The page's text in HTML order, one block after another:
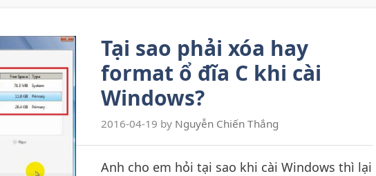
Tại sao phải xóa hay
format ổ đĩa C khi cài
Windows?
2016-04-19 by Nguyễn Chiến Thắng
Anh cho em hỏi tại sao khi cài Windows thì lại